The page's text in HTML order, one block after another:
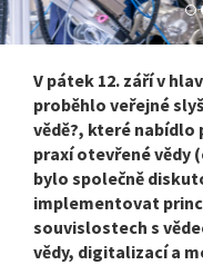
V pátek 12. září v
proběhlo veřejné
vědě?, které nabídlo
praxí otevřené vědy
bylo společně
implementovat
souvislostech s
vědy, digitalizací a